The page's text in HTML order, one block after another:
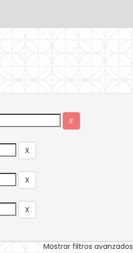
Mostrar filtros avanzados